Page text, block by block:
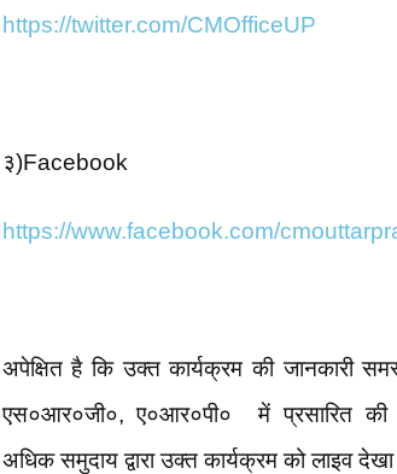
https://twitter.com/CMOfficeUP
३)Facebook
https://www.facebook.com/
अपेक्षित है कि उक्त कार्यक्रम की जानकारी
एस०आर०जी०, ए०आर०पी० में प्रसारित
अधिक समुदाय द्वारा उक्त कार्यक्रम को लाइव